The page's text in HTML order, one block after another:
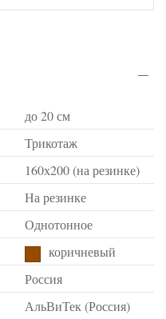
до 20 см
Трикотаж
160х200 (на резинке)
На резинке
Однотонное
коричневый
Россия
АльВиТек (Россия)